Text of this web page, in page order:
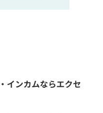
品名等)
インカムならエクセ